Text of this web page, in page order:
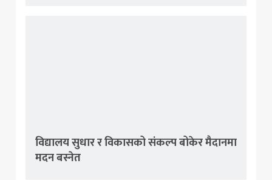
विद्यालय सुधार र विकासको संकल्प बोकेर मैदानमा
मदन बस्नेत